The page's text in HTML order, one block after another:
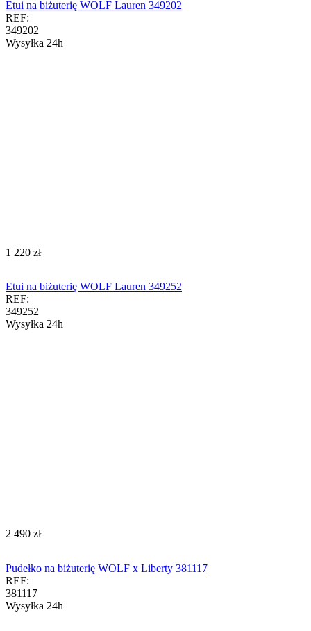
Etui na biżuterię WOLF Lauren 349202
REF:
349202
Wysyłka 24h
‍1 220‍ zł
Etui na biżuterię WOLF Lauren 349252
REF:
349252
Wysyłka 24h
‍2 490‍ zł
Pudełko na biżuterię WOLF x Liberty 381117
REF:
381117
Wysyłka 24h